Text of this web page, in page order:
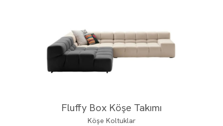
Fluffy Box Köşe Takımı
Köşe Koltuklar